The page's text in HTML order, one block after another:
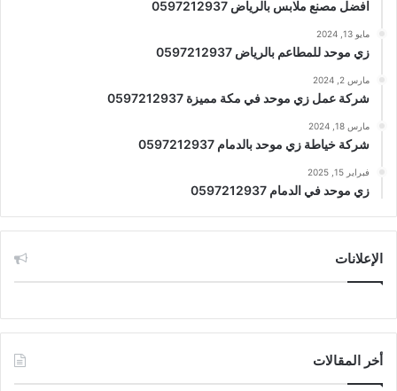
افضل مصنع ملابس بالرياض 0597212937
مايو 13, 2024
زي موحد للمطاعم بالرياض 0597212937
مارس 2, 2024
شركة عمل زي موحد في مكة مميزة 0597212937
مارس 18, 2024
شركة خياطة زي موحد بالدمام 0597212937
فبراير 15, 2025
زي موحد في الدمام 0597212937
الإعلانات
أخر المقالات